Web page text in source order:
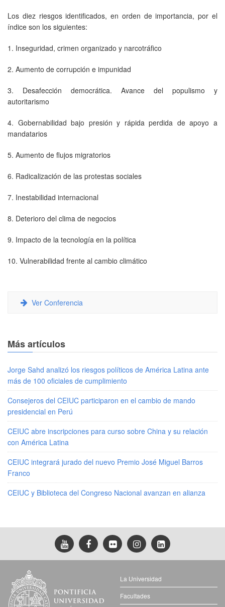
Los diez riesgos identificados, en orden de importancia, por el
índice son los siguientes:
1. Inseguridad, crimen organizado y narcotráfico
2. Aumento de corrupción e impunidad
3. Desafección democrática. Avance del populismo y
autoritarismo
4. Gobernabilidad bajo presión y rápida perdida de apoyo a
mandatarios
5. Aumento de flujos migratorios
6. Radicalización de las protestas sociales
7. Inestabilidad internacional
8. Deterioro del clima de negocios
9. Impacto de la tecnología en la política
10. Vulnerabilidad frente al cambio climático
Ver Conferencia
Más artículos
Jorge Sahd analizó los riesgos políticos de América Latina ante
más de 100 oficiales de cumplimiento
Consejeros del CEIUC participaron en el cambio de mando
presidencial en Perú
CEIUC abre inscripciones para curso sobre China y su relación
con América Latina
CEIUC integrará jurado del nuevo Premio José Miguel Barros
Franco
CEIUC y Biblioteca del Congreso Nacional avanzan en alianza
La Universidad
Facultades